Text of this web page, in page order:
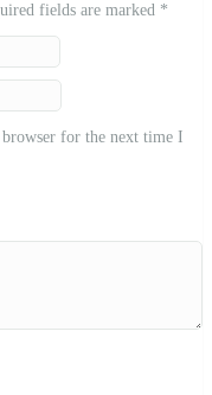
fields are marked *
for the next time I